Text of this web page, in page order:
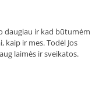
daugiau ir kad būtumėm
ir mes. Todėl Jos
laimės ir sveikatos.